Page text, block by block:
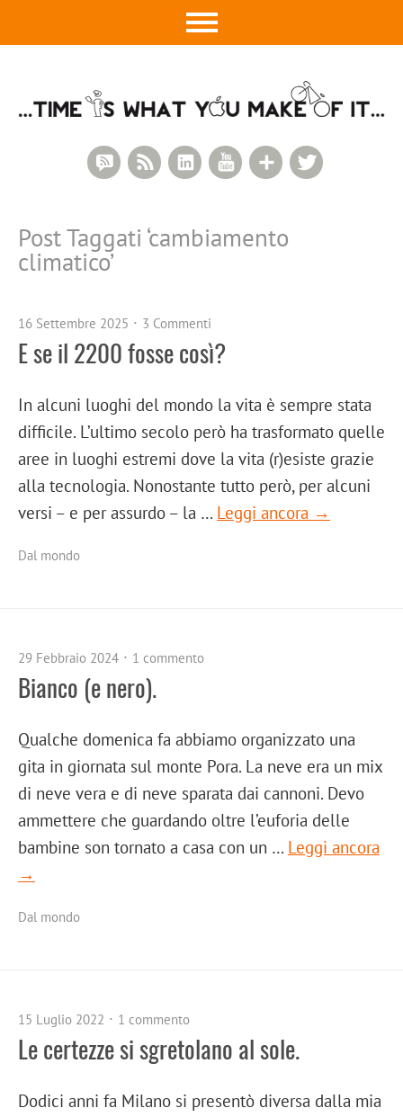
Google+
YouTube
LinkedIn
RSS Feed
RSS Comments
Post Taggati ‘cambiamento
climatico’
16 Settembre 2025 3 Commenti
E se il 2200 fosse così?
In alcuni luoghi del mondo la vita è sempre stata
difficile. L’ultimo secolo però ha trasformato quelle
aree in luoghi estremi dove la vita (r)esiste grazie
alla tecnologia. Nonostante tutto però, per alcuni
versi – e per assurdo – la … Leggi ancora →
Dal mondo
29 Febbraio 2024 1 commento
Bianco (e nero).
Qualche domenica fa abbiamo organizzato una
gita in giornata sul monte Pora. La neve era un mix
di neve vera e di neve sparata dai cannoni. Devo
ammettere che guardando oltre l’euforia delle
bambine son tornato a casa con un … Leggi ancora
→
Dal mondo
15 Luglio 2022 1 commento
Le certezze si sgretolano al sole.
Dodici anni fa Milano si presentò diversa dalla mia